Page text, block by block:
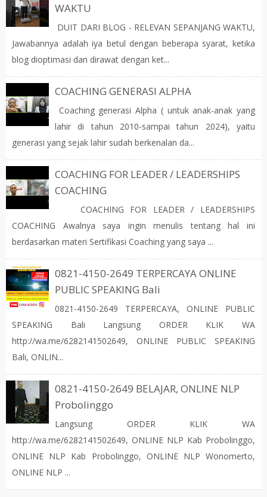
WAKTU
DUIT DARI BLOG - RELEVAN SEPANJANG WAKTU,
Jawabannya adalah iya betul dengan beberapa syarat, ketika
blog dioptimasi dan dirawat dengan ket...
COACHING GENERASI ALPHA
Coaching generasi Alpha ( untuk anak-anak yang
lahir di tahun 2010-sampai tahun 2024), yaitu
generasi yang sejak lahir sudah berkenalan da...
COACHING FOR LEADER / LEADERSHIPS
COACHING
COACHING FOR LEADER / LEADERSHIPS
COACHING Awalnya saya ingin menulis tentang hal ini
berdasarkan materi Sertifikasi Coaching yang saya ...
0821-4150-2649 TERPERCAYA ONLINE
PUBLIC SPEAKING Bali
0821-4150-2649 TERPERCAYA, ONLINE PUBLIC
SPEAKING Bali Langsung ORDER KLIK WA
http://wa.me/6282141502649, ONLINE PUBLIC SPEAKING
Bali, ONLIN...
0821-4150-2649 BELAJAR, ONLINE NLP
Probolinggo
Langsung ORDER KLIK WA
http://wa.me/6282141502649, ONLINE NLP Kab Probolinggo,
ONLINE NLP Kab Probolinggo, ONLINE NLP Wonomerto,
ONLINE NLP ...